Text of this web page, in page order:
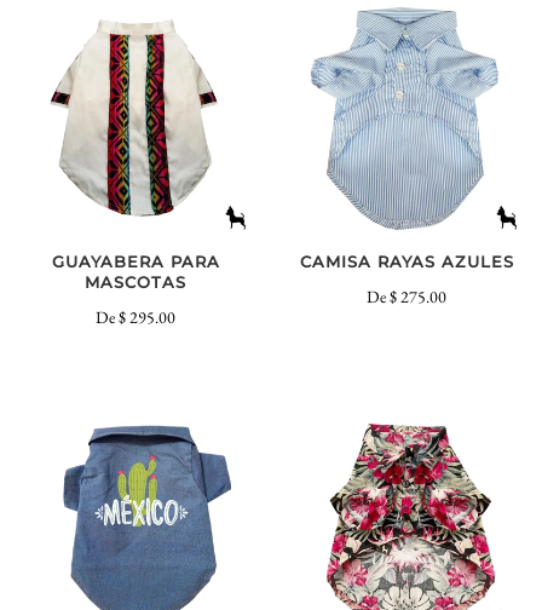
GUAYABERA PARA
MASCOTAS
De$ 295.00
CAMISA RAYAS AZULES
De$ 275.00